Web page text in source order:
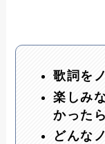
歌詞を
楽しみ
かった
どんな